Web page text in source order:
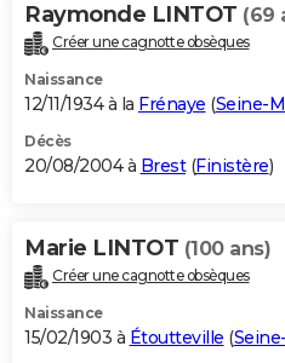
Raymonde LINTOT (69
Créer une cagnotte obsèques
Naissance
12/11/1934 à la Frénaye (Seine-
Décès
20/08/2004 à Brest(Finistère)
Marie LINTOT (100 ans)
Créer une cagnotte obsèques
Naissance
15/02/1903 à Étoutteville (